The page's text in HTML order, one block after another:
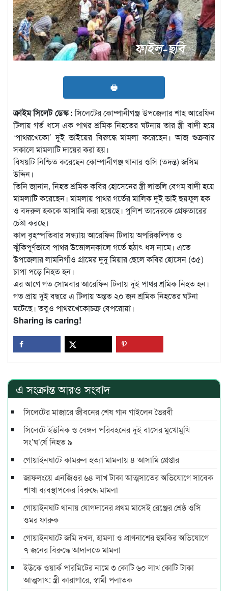
🖶
ক্রাইম সিলেট ডেস্ক :সিলেটের কোম্পানীগঞ্জ উপজেলার শাহ আরেফিন
টিলায় গর্ত ধসে এক পাথর শ্রমিক নিহতের ঘটনায় তার স্ত্রী বাদী হয়ে
‘পাথরখেকো’ দুই ভাইয়ের বিরুদ্ধে মামলা করেছেন। আজ শুক্রবার
সকালে মামলাটি দায়ের করা হয়।
বিষয়টি নিশ্চিত করেছেন কোম্পানীগঞ্জ থানার ওসি (তদন্ত) জসিম
উদ্দিন।
তিনি জানান, নিহত শ্রমিক কবির হোসেনের স্ত্রী লাভলি বেগম বাদী হয়ে
মামলাটি করেছেন। মামলায় পাথর গর্তের মালিক দুই ভাই ছয়ফুল হক
ও বদরুল হককে আসামি করা হয়েছে। পুলিশ তাদেরকে গ্রেফতারের
চেষ্টা করছে।
কাল বৃহস্পতিবার সন্ধ্যায় আরেফিন টিলায় অপরিকল্পিত ও
ঝুঁকিপূর্ণভাবে পাথর উত্তোলনকালে গর্তে হঠাৎ ধস নামে। এতে
উপজেলার লামনিগাঁও গ্রামের দুদু মিয়ার ছেলে কবির হোসেন (৩৫)
চাপা পড়ে নিহত হন।
এর আগে গত সোমবার আরেফিন টিলায় দুই পাথর শ্রমিক নিহত হন।
গত প্রায় দুই বছরে এ টিলায় অন্তত ২০ জন শ্রমিক নিহতের ঘটনা
ঘটেছে। তবুও পাথরখেকোচক্র বেপরোয়া।
Sharing is caring!
এ সংক্রান্ত আরও সংবাদ
সিলেটের মাজারে জীবনের শেষ গান গাইলেন ভৈরবী
সিলেটে ইউনিক ও বেঙ্গল পরিবহনের দুই বাসের মুখোমুখি
সং’ঘ’র্ষে নিহত ৯
গোয়াইনঘাটে কামরুল হত্যা মামলায় ৪ আসামি গ্রেপ্তার
জাফলংয়ে এনজিওর ৬৪ লাখ টাকা আত্মসাতের অভিযোগে সাবেক
শাখা ব্যবস্থাপকের বিরুদ্ধে মামলা
গোয়াইনঘাট থানায় যোগদানের প্রথম মাসেই রেঞ্জের শ্রেষ্ঠ ওসি
ওমর ফারুক
গোয়াইনঘাটে জমি দখল, হামলা ও প্রাণনাশের হুমকির অভিযোগে
৭ জনের বিরুদ্ধে আদালতে মামলা
ইউকে ওয়ার্ক পারমিটের নামে ৩ কোটি ৬০ লাখ কোটি টাকা
আত্মসাৎ: স্ত্রী কারাগারে, স্বামী পলাতক